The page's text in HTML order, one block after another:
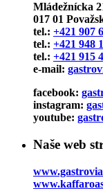
Mládežnícka
017 01
tel.: +421 907
tel.: +421 948
tel.: +421 915
e-mail:
facebook:
instagram:
youtube:
Naše web